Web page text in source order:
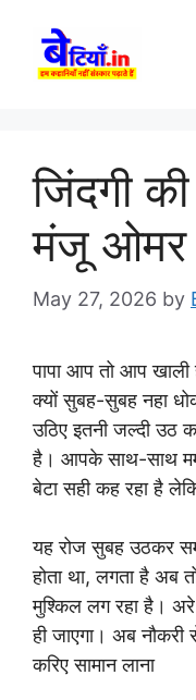
content
जिंदगी
मंजू ओमर
May 27, 2026 by
पापा आप तो आप खाली
क्यों सुबह-सुबह नहा
उठिए इतनी जल्दी उठ
है। आपके साथ-साथ
बेटा सही कह रहा है
यह रोज सुबह उठकर
होता था, लगता है अब
मुश्किल लग रहा है।
ही जाएगा। अब
करिए सामान लाना